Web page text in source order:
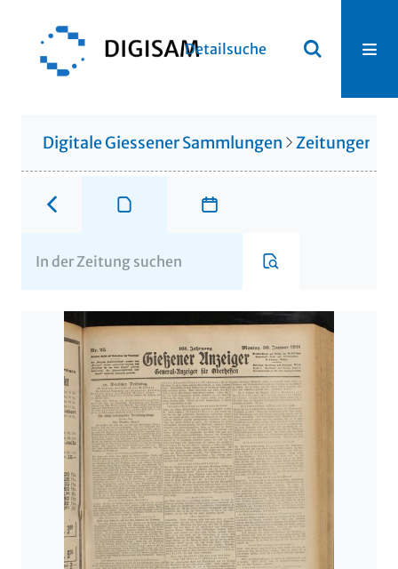
Detailsuche
Digitale Giessener Sammlungen Zeitungen